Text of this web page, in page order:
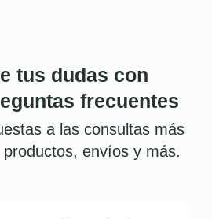
tus dudas con
frecuentes
a las consultas más
envíos y más.